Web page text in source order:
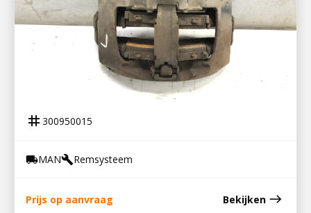
REMKLAUW LV TGL
tag 300950015
local_shippingMANbuildRemsysteem
Prijs op aanvraag Bekijken east